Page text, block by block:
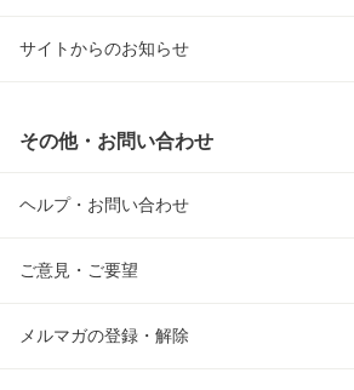
サイトからのお知らせ
その他・お問い合わせ
ヘルプ・お問い合わせ
ご意見・ご要望
メルマガの登録・解除